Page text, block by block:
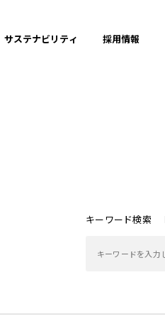
サステナビリティ 採用情報
キーワード検索